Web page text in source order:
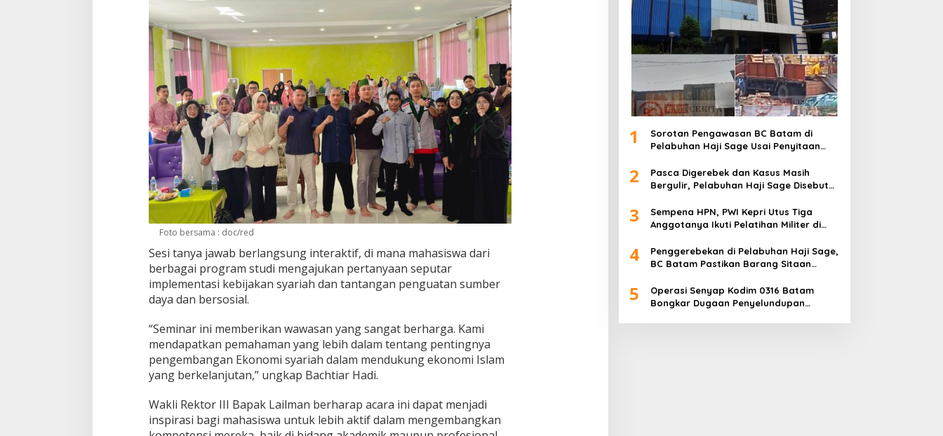
Foto bersama : doc/red
Sesi tanya jawab berlangsung interaktif, di mana mahasiswa dari
berbagai program studi mengajukan pertanyaan seputar
implementasi kebijakan syariah dan tantangan penguatan sumber
daya dan bersosial.
“Seminar ini memberikan wawasan yang sangat berharga. Kami
mendapatkan pemahaman yang lebih dalam tentang pentingnya
pengembangan Ekonomi syariah dalam mendukung ekonomi Islam
yang berkelanjutan,” ungkap Bachtiar Hadi.
Wakli Rektor III Bapak Lailman berharap acara ini dapat menjadi
inspirasi bagi mahasiswa untuk lebih aktif dalam mengembangkan
1
Sorotan Pengawasan BC Batam di
Pelabuhan Haji Sage Usai Penyitaan
2
Pasca Digerebek dan Kasus Masih
Bergulir, Pelabuhan Haji Sage Disebut
Dipertanyakan
3
Sempena HPN, PWI Kepri Utus Tiga
Anggotanya Ikuti Pelatihan Militer di
4
Penggerebekan di Pelabuhan Haji Sage,
BC Batam Pastikan Barang Sitaan
5
Operasi Senyap Kodim 0316 Batam
Bongkar Dugaan Penyelundupan